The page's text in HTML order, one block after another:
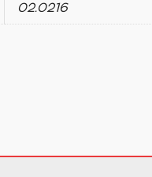
02.0216